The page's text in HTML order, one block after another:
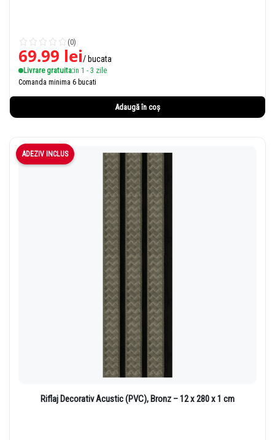
(0)
69.99 lei/ bucata
Livrare gratuita:in 1 - 3 zile
Comanda minima 6 bucati
Adaugă în coș
ADEZIV INCLUS
Riflaj Decorativ Acustic (PVC), Bronz – 12 x 280 x 1 cm